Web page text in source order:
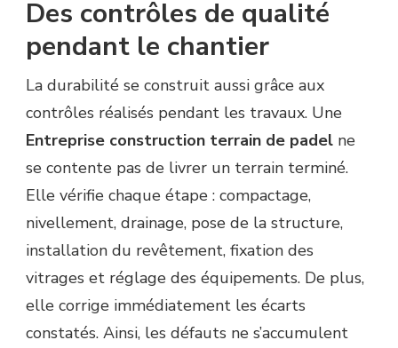
Des contrôles de qualité
pendant le chantier
La durabilité se construit aussi grâce aux
contrôles réalisés pendant les travaux. Une
Entreprise construction terrain de padel ne
se contente pas de livrer un terrain terminé.
Elle vérifie chaque étape : compactage,
nivellement, drainage, pose de la structure,
installation du revêtement, fixation des
vitrages et réglage des équipements. De plus,
elle corrige immédiatement les écarts
constatés. Ainsi, les défauts ne s’accumulent